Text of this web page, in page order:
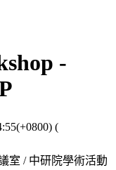
-
(
室 / 中研院學術活動